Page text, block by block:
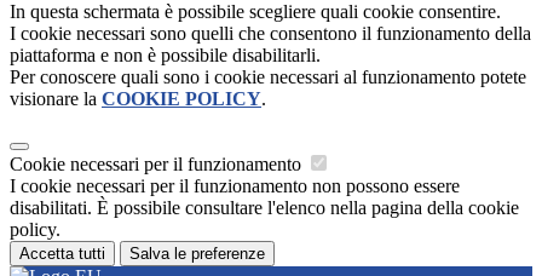
In questa schermata è possibile scegliere quali cookie consentire.
I cookie necessari sono quelli che consentono il funzionamento della
piattaforma e non è possibile disabilitarli.
Per conoscere quali sono i cookie necessari al funzionamento potete
visionare la COOKIE POLICY.
Cookie necessari per il funzionamento
I cookie necessari per il funzionamento non possono essere
disabilitati. È possibile consultare l'elenco nella pagina della cookie
policy.
Accetta tutti Salva le preferenze